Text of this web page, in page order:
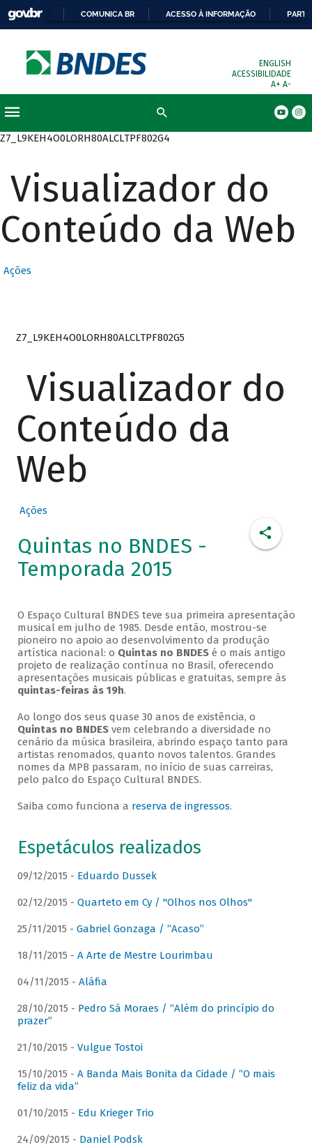
COMUNICA BR ACESSO À INFORMAÇÃO
ENGLISH
ACESSIBILIDADE
A+ A-
Z7_L9KEH4O0LORH80ALCLTPF802G4
Visualizador do
Conteúdo da Web
Ações
Z7_L9KEH4O0LORH80ALCLTPF802G5
Visualizador do
Conteúdo da
Web
Ações
Quintas no BNDES -
Temporada 2015
O Espaço Cultural BNDES teve sua primeira apresentação
musical em julho de 1985. Desde então, mostrou-se
pioneiro no apoio ao desenvolvimento da produção
artística nacional: o Quintas no BNDESé o mais antigo
projeto de realização contínua no Brasil, oferecendo
apresentações musicais públicas e gratuitas, sempre às
quintas-feiras às 19h.
Ao longo dos seus quase 30 anos de existência, o
Quintas no BNDESvem celebrando a diversidade no
cenário da música brasileira, abrindo espaço tanto para
artistas renomados, quanto novos talentos. Grandes
nomes da MPB passaram, no início de suas carreiras,
pelo palco do Espaço Cultural BNDES.
Saiba como funciona a reserva de ingressos.
Espetáculos realizados
09/12/2015 - Eduardo Dussek
02/12/2015 - Quarteto em Cy / "Olhos nos Olhos"
25/11/2015 - Gabriel Gonzaga / “Acaso”
18/11/2015 - A Arte de Mestre Lourimbau
04/11/2015 - Aláfia
28/10/2015 - Pedro Sá Moraes / “Além do princípio do
prazer”
21/10/2015 - Vulgue Tostoi
15/10/2015 - A Banda Mais Bonita da Cidade / “O mais
feliz da vida”
01/10/2015 - Edu Krieger Trio
24/09/2015 - Daniel Podsk